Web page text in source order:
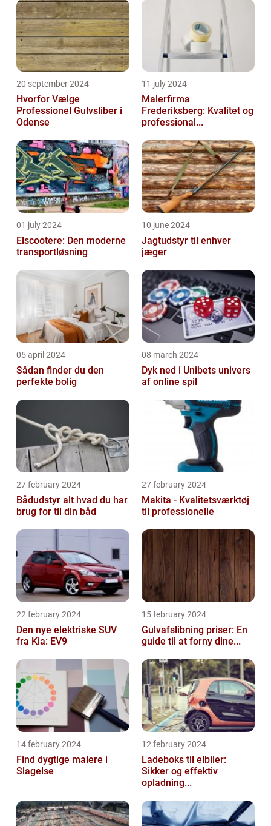
20 september 2024
Hvorfor Vælge
Professionel Gulvsliber i
Odense
11 july 2024
Malerfirma
Frederiksberg: Kvalitet og
professional...
01 july 2024
Elscootere: Den moderne
transportløsning
10 june 2024
Jagtudstyr til enhver
jæger
05 april 2024
Sådan finder du den
perfekte bolig
08 march 2024
Dyk ned i Unibets univers
af online spil
27 february 2024
Bådudstyr alt hvad du har
brug for til din båd
27 february 2024
Makita - Kvalitetsværktøj
til professionelle
22 february 2024
Den nye elektriske SUV
fra Kia: EV9
15 february 2024
Gulvafslibning priser: En
guide til at forny dine...
14 february 2024
Find dygtige malere i
Slagelse
12 february 2024
Ladeboks til elbiler:
Sikker og effektiv
opladning...